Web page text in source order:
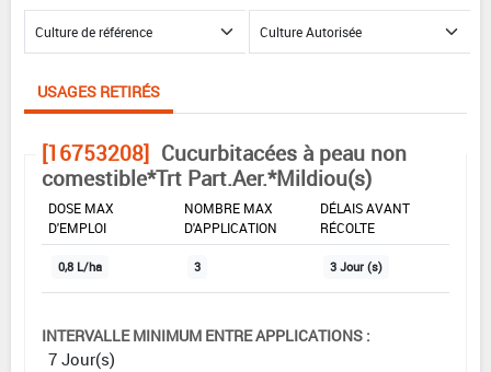
USAGES RETIRÉS
[16753208] Cucurbitacées à peau non
comestible*Trt Part.Aer.*Mildiou(s)
DOSE MAX
D'EMPLOI
NOMBRE MAX
D'APPLICATION
DÉLAIS AVANT
RÉCOLTE
0,8 L/ha 3 3 Jour (s)
INTERVALLE MINIMUM ENTRE APPLICATIONS :
7 Jour(s)